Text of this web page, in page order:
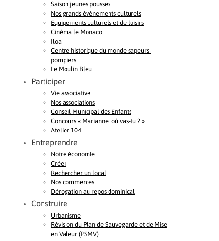
Saison jeunes pousses
Nos grands événements culturels
Equipements culturels et de loisirs
Cinéma le Monaco
Iloa
Centre historique du monde sapeurs-
pompiers
Le Moulin Bleu
Participer
Vie associative
Nos associations
Conseil Municipal des Enfants
Concours « Marianne, où vas-tu ? »
Atelier 104
Entreprendre
Notre économie
Créer
Rechercher un local
Nos commerces
Dérogation au repos dominical
Construire
Urbanisme
Révision du Plan de Sauvegarde et de Mise
en Valeur (PSMV)